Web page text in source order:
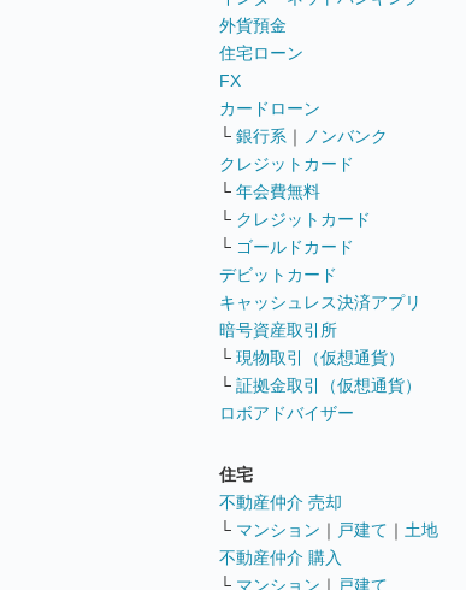
外貨預金
住宅ローン
FX
カードローン
└ 銀行系 ｜
ノンバンク
クレジットカード
└ 年会費無料
└ クレジットカード
└ ゴールドカード
デビットカード
キャッシュレス決済アプリ
暗号資産取引所
└ 現物取引（仮想通貨）
└ 証拠金取引（仮想通貨）
ロボアドバイザー
住宅
不動産仲介 売却
└ マンション ｜ 戸建て ｜ 土地
不動産仲介 購入
└ マンション ｜ 戸建て